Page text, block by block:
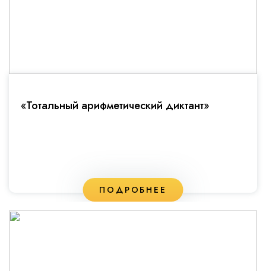
«Тотальный арифметический диктант»
ПОДРОБНЕЕ